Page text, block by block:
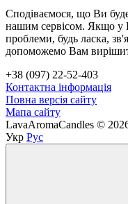
Сподіваємося, що Ви
нашим сервісом. Якщо у
проблеми, будь ласка,
допоможемо Вам
+38 (097) 22-52-403
Контактна інформація
Повна версія сайту
Мапа сайту
LavaAromaCandles ©
Укр Рус